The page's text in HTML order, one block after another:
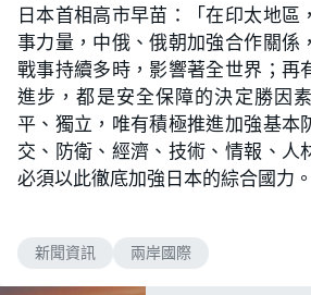
3
4
8
%
日本首相高市早苗：「在印太地區
事力量，中俄、俄朝加強合作關係
戰事持續多時，影響著全世界；再
進步，都是安全保障的決定勝因
平、獨立，唯有積極推進加強基本
交、防衛、經濟、技術、情報、人
必須以此徹底加強日本的綜合國力。
新聞資訊 兩岸國際